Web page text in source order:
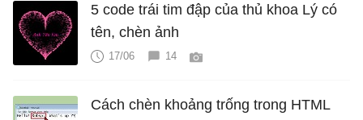
5 code trái tim đập của thủ khoa Lý có
tên, chèn ảnh
17/06 14
Cách chèn khoảng trống trong HTML